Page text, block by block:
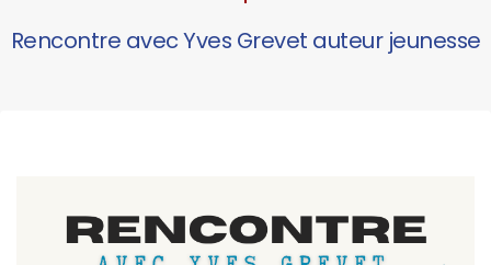
Rencontre avec Yves Grevet auteur jeunesse